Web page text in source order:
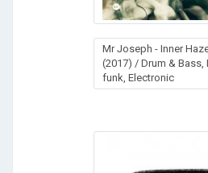
Mr Joseph - Inner
(2017) / Drum & Bass,
funk, Electronic